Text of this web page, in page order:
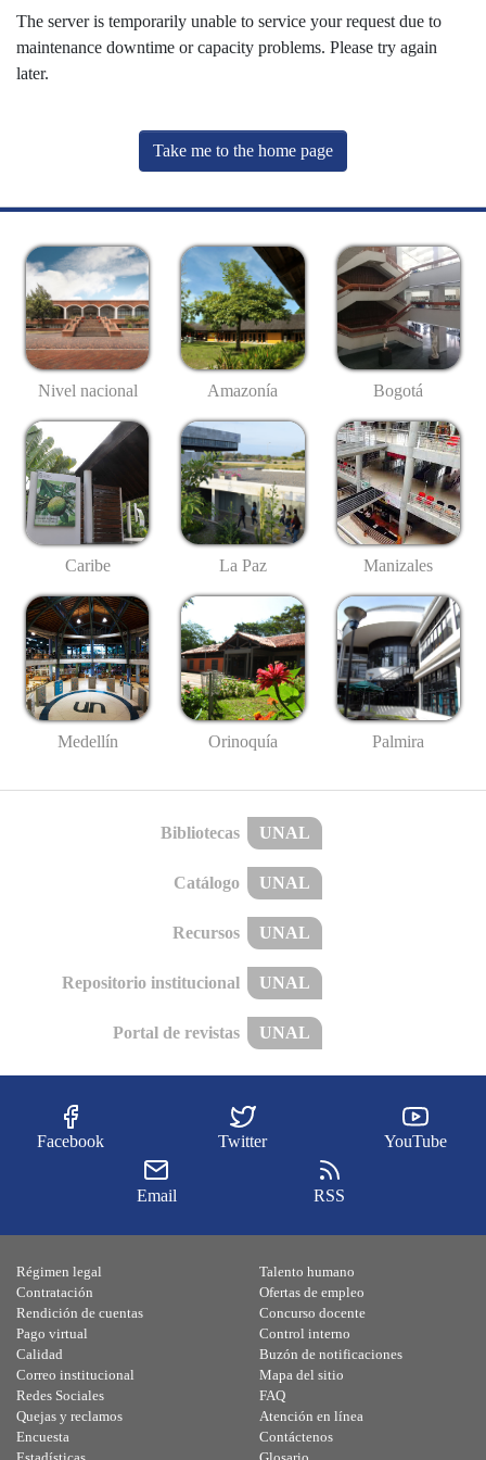
The server is temporarily unable to service your request due to
maintenance downtime or capacity problems. Please try again
later.
Take me to the home page
Nivel nacional Amazonía Bogotá
Caribe La Paz Manizales
Medellín Orinoquía Palmira
Bibliotecas UNAL
Catálogo UNAL
Recursos UNAL
Repositorio institucional UNAL
Portal de revistas UNAL
Facebook Twitter YouTube
Email RSS
Régimen legal
Contratación
Rendición de cuentas
Pago virtual
Calidad
Talento humano
Ofertas de empleo
Concurso docente
Control interno
Buzón de notificaciones
Correo institucional
Redes Sociales
Quejas y reclamos
Encuesta
Mapa del sitio
FAQ
Atención en línea
Contáctenos